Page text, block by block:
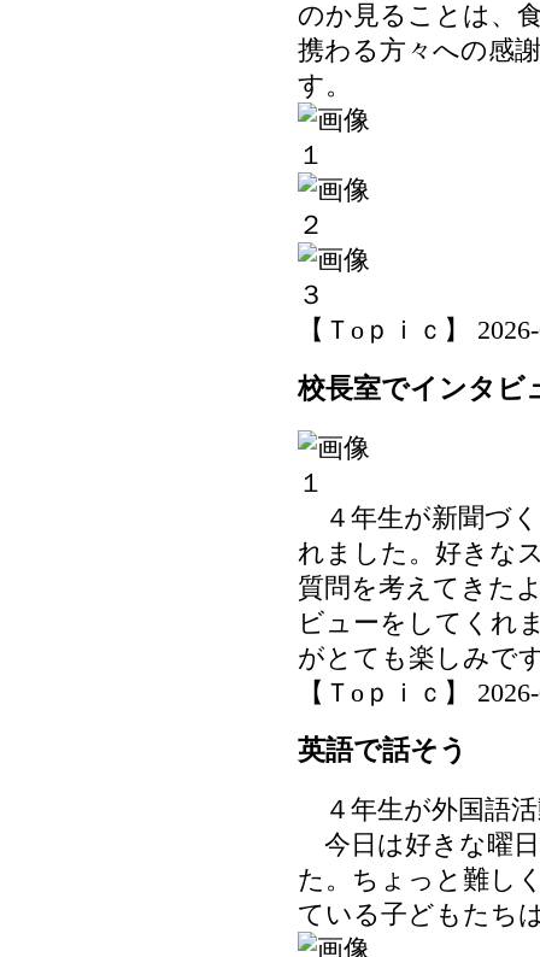
のか見ることは、
携わる方々への感
す。
【Ｔoｐｉｃ】
校長室でインタビ
４年生が新聞づ
れました。好きな
質問を考えてきた
ビューをしてくれ
がとても楽しみで
【Ｔoｐｉｃ】
英語で話そう
４年生が外国語
今日は好きな曜
た。ちょっと難し
ている子どもたち